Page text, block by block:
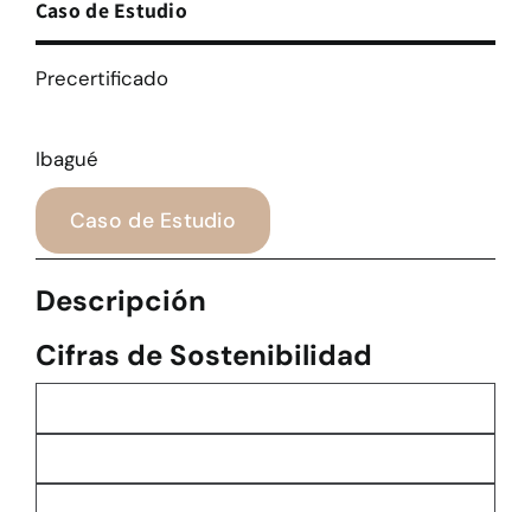
Caso de Estudio
Precertificado
Ibagué
Caso de Estudio
Descripción
Cifras de Sostenibilidad